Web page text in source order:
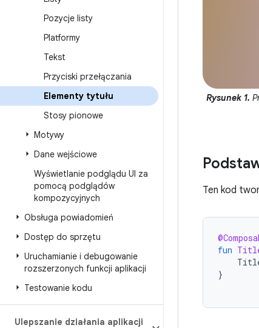
Pozycje listy
Platformy
Tekst
Przyciski przełączania
Elementy tytułu
Stosy pionowe
Motywy
Dane wejściowe
Wyświetlanie podglądu UI za
pomocą podglądów
kompozycyjnych
Obsługa powiadomień
Dostęp do sprzętu
Uruchamianie i debugowanie
rozszerzonych funkcji aplikacji
Testowanie kodu
Ulepszanie działania aplikacji
Rysunek 1.
Ten kod
fun
}